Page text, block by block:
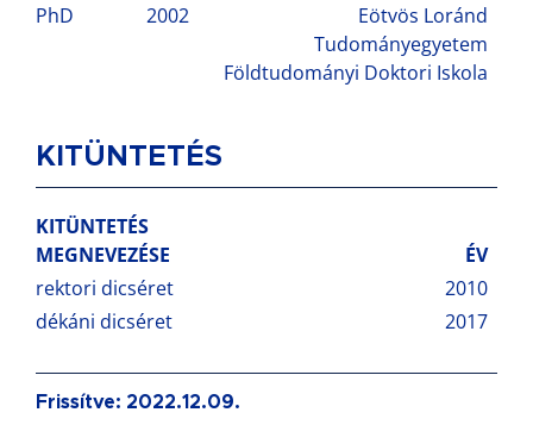
PhD
2002
Eötvös Loránd
Tudományegyetem
Földtudományi Doktori Iskola
KITÜNTETÉS
KITÜNTETÉS
MEGNEVEZÉSE
ÉV
rektori dicséret
2010
dékáni dicséret
2017
Frissítve: 2022.12.09.